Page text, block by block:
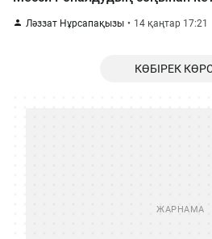
Ләззат Нұрсапақызы 14 қаңтар 17:21
КӨБІРЕК